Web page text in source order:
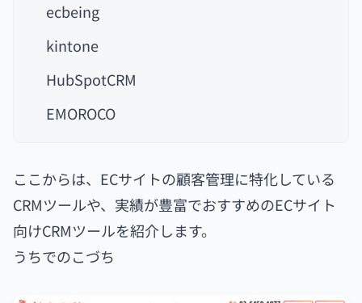
ecbeing
kintone
HubSpotCRM
EMOROCO
ここからは、ECサイトの顧客管理に特化している
CRMツールや、実績が豊富でおすすめのECサイト
向けCRMツールを紹介します。
うちでのこづち